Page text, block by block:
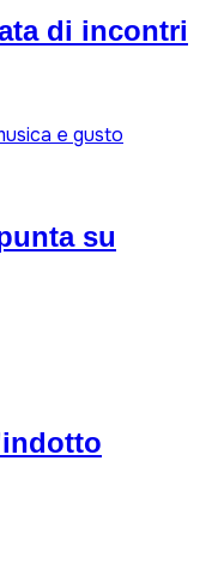
di incontri
su